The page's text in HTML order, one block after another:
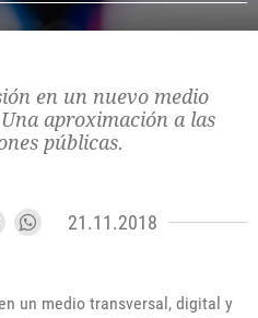
en un nuevo medio
aproximación a las
públicas.
21.11.2018
un medio transversal, digital y